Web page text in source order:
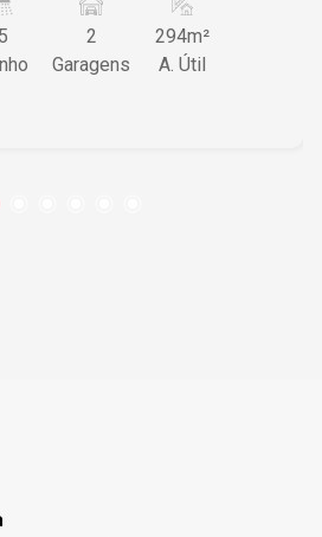
lifestyle sofisticado e
2 suítes, garantindo
todos os moradores ? 2
mas um verdadeiro lar. As
um retiro particular
maximiza as áreas de
5
2
Garagens
294m²
A. Útil